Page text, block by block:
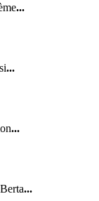
...
...
...
...